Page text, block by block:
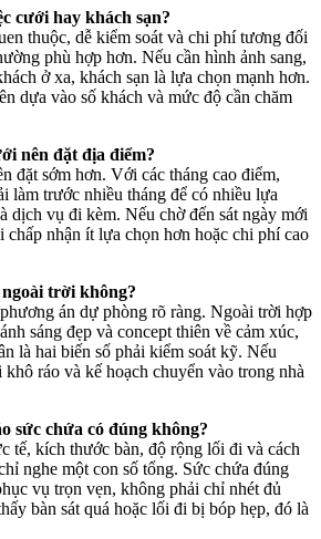
cưới hay khách sạn?
thuộc, dễ kiểm soát và chi phí tương đối
phù hợp hơn. Nếu cần hình ảnh sang,
ở xa, khách sạn là lựa chọn mạnh hơn.
dựa vào số khách và mức độ cần chăm
nên đặt địa điểm?
đặt sớm hơn. Với các tháng cao điểm,
làm trước nhiều tháng để có nhiều lựa
dịch vụ đi kèm. Nếu chờ đến sát ngày mới
chấp nhận ít lựa chọn hơn hoặc chi phí cao
trời không?
án dự phòng rõ ràng. Ngoài trời hợp
sáng đẹp và concept thiên về cảm xúc,
là hai biến số phải kiểm soát kỹ. Nếu
ráo và kế hoạch chuyển vào trong nhà
sức chứa có đúng không?
tế, kích thước bàn, độ rộng lối đi và cách
nghe một con số tổng. Sức chứa đúng
vụ trọn vẹn, không phải chỉ nhét đủ
bàn sát quá hoặc lối đi bị bóp hẹp, đó là